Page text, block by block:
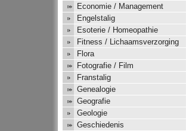
Economie / Management
Engelstalig
Esoterie / Homeopathie
Fitness / Lichaamsverzorging
Flora
Fotografie / Film
Franstalig
Genealogie
Geografie
Geologie
Geschiedenis